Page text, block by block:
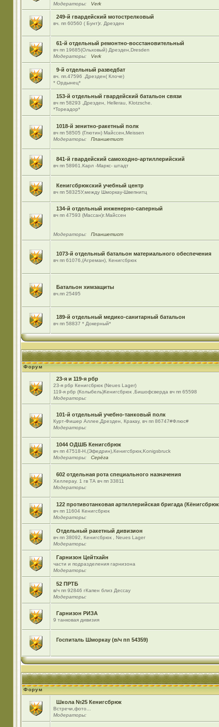
Модераторы: Verk
249-й гвардейский мотострелковый
вч. пп 60560 ( Бунт)г. Дрезден
61-й отдельный ремонтно-восстановительный
вч пп 19685(Ольховый) Дрезден,Dresden
Модераторы:
Verk
9-й отдельный разведбат
вч. пп.47596 .Дрезден( Клоче)
* Ордынец*
153-й отдельный гвардейский батальон связи
вч пп 58293 ,Дрезден, Hellerau, Klotzsche.
*Тореадор*
1018-й зенитно-ракетный полк
вч пп 58505 (Глютин) Майсcен,Meissen
Модераторы:
Планшетист
841-й гвардейский самоходно-артиллерийский
вч пп 58961.Карл -Маркс- штадт
Кенигсбрюкский учебный центр
вч пп 58325У,между Шморкау-Швепнитц
134-й отдельный инженерно-саперный
вч пп 47593 (Массан)г.Майссен
Модераторы: Планшетист
1073-й отдельный батальон материального обеспечения
вч пп 61076,(Агреман), Кенигсбрюк
Батальон химзащиты
вч.пп 25495
189-й отдельный медико-санитарный батальон
вч пп 58837 * Докерный*
Форум
23-я и 119-я рбр
23-я рбр Кенигсбрюк (Neues Lager)
119-я рбр (Колыбель)Кенигсбрюк ,Бишофсверда вч пп 65598
Модераторы:
101-й отдельный учебно-танковый полк
Курт-Фишер Аллее,Дрезден, Кракау, вч пп 86747#Флюс#
Модераторы:
1044 ОДШБ Кенигсбрюк
вч пп 47518-Н,(Эфедрин),Кенигсбрюк,Konigsbruck
Модераторы:
Серёга
602 отдельная рота специального назначения
Хеллерау. 1 гв ТА вч пп 33811
Модераторы:
122 противотанковая артиллерийская бригада
вч пп 11604 Кенигсбрюк
Модераторы:
Отдельный ракетный дивизион
вч пп 38092, Кенигсбрюк , Neues Lager
Модераторы:
Гарнизон Цейтхайн
части и подразделения гарнизона
Модераторы:
52 ПРТБ
в/ч пп 92846 гКапен близ Дессау
Модераторы:
Гарнизон РИЗА
9 танковая дивизия
Госпиталь Шморкау (в/ч пп 54359)
Форум
Школа №25 Кенигсбрюк
Встречи,фото...
Модераторы: